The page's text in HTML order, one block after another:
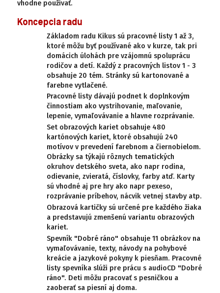
vhodne používať.
Koncepcia radu
Základom radu Kikus sú pracovné listy 1 až 3,
ktoré môžu byť používané ako v kurze, tak pri
domácich úlohách pre vzájomnú spoluprácu
rodičov a detí. Každý z pracovných listov 1 - 3
obsahuje 20 tém. Stránky sú kartonované a
farebne vytlačené.
Pracovné listy dávajú podnet k doplnkovým
činnostiam ako vystrihovanie, maľovanie,
lepenie, vymaľovávanie a hlavne rozprávanie.
Set obrazových kariet obsahuje 480
kartónových kariet, ktoré obsahujú 240
motívov v prevedení farebnom a čiernobielom.
Obrázky sa týkajú rôznych tematických
okruhov detského sveta, ako napr rodina,
odievanie, zvieratá, číslovky, farby atď. Karty
sú vhodné aj pre hry ako napr pexeso,
rozprávanie príbehov, nácvik vetnej stavby atp.
Obrazová kartičky sú určené pre každého žiaka
a predstavujú zmenšenú variantu obrazových
kariet.
Spevník "Dobré ráno" obsahuje 11 obrázkov na
vymaľovávanie, texty, návody na pohybové
kreácie a jazykové pokyny k piesňam. Pracovné
listy spevníka slúži pre prácu s audioCD "Dobré
ráno". Deti môžu pracovať s pesničkou a
zaoberať sa piesní aj doma.